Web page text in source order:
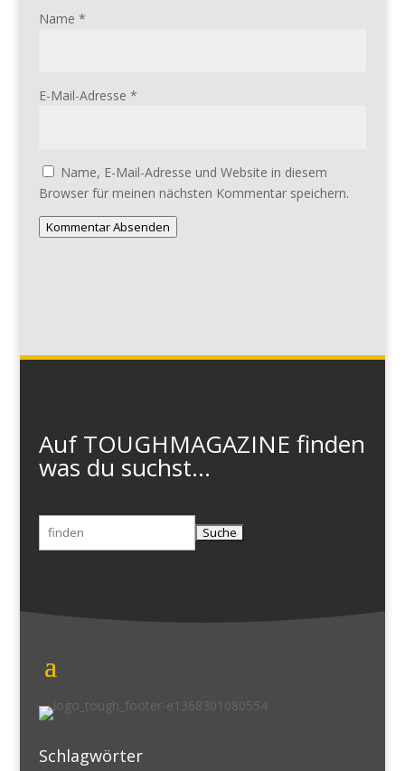
Name *
E-Mail-Adresse *
Name, E-Mail-Adresse und Website in diesem
Browser für meinen nächsten Kommentar speichern.
Kommentar Absenden
Auf TOUGHMAGAZINE finden
was du suchst...
Suchen
Schlagwörter